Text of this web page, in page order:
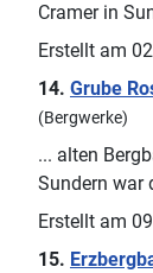
Cramer in
Erstellt am
14. Grube
(Bergwerke)
... alten
Sundern war
Erstellt am
15.